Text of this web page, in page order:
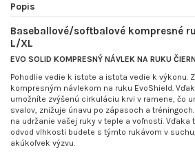
Popis
Baseballové/softbalové kompresné
L/XL
EVO SOLID KOMPRESNÝ NÁVLEK NA RUKU
Pohodlie vedie k istote a istota vedie k výkonu.
kompresným návlekom na ruku EvoShield.
umožníte zvýšenú cirkuláciu krvi v ramene, čo
svalov, znižuje únavu po zápasoch a
na udržanie vašej ruky v teple a voľnosti. Vďaka
odvod vlhkosti budete s týmto rukávom v
akúkoľvek výzvu.